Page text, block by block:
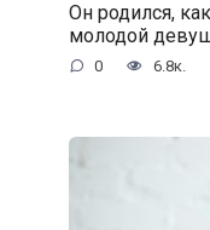
Он родился,
молодой
0 6.8к.